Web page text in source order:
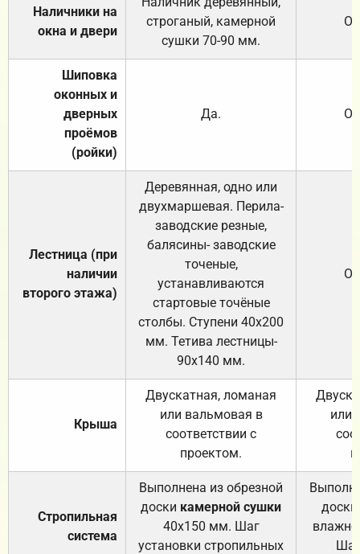
Наличники на
окна и двери
строганый, камерной
сушки 70-90 мм.
Шиповка
оконных и
дверных
проёмов
(ройки)
Да.
Лестница (при
наличии
второго этажа)
Деревянная, одно или
двухмаршевая. Перила-
заводские резные,
балясины- заводские
точеные,
устанавливаются
стартовые точёные
столбы. Ступени 40х200
мм. Тетива лестницы-
90х140 мм.
Крыша
Двускатная, ломаная
или вальмовая в
соответствии с
проектом.
или
Стропильная
система
Выполнена из обрезной
доски камерной сушки
40х150 мм. Шаг
установки стропильных
доски